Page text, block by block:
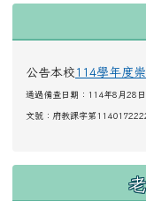
公告本校 114學年度
通過備查日期：114年8月28日
文號： 府教課字第